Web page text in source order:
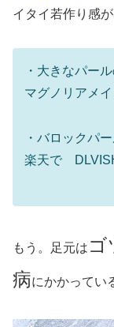
イタイ若作り感
・大きなパール
マグノリアメイ
・バロックパ
楽天で
もう。足元は ゴ
病にかかってい